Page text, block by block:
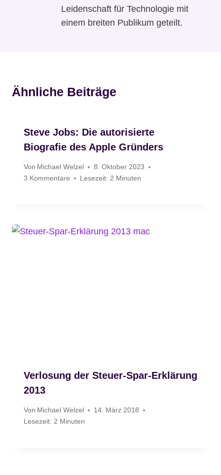
Leidenschaft für Technologie mit
einem breiten Publikum geteilt.
Ähnliche Beiträge
Steve Jobs: Die autorisierte
Biografie des Apple Gründers
Von Michael Welzel
8. Oktober 2023
3 Kommentare
Lesezeit: 2 Minuten
Verlosung der Steuer-Spar-Erklärung
2013
Von Michael Welzel
14. März 2018
Lesezeit: 2 Minuten